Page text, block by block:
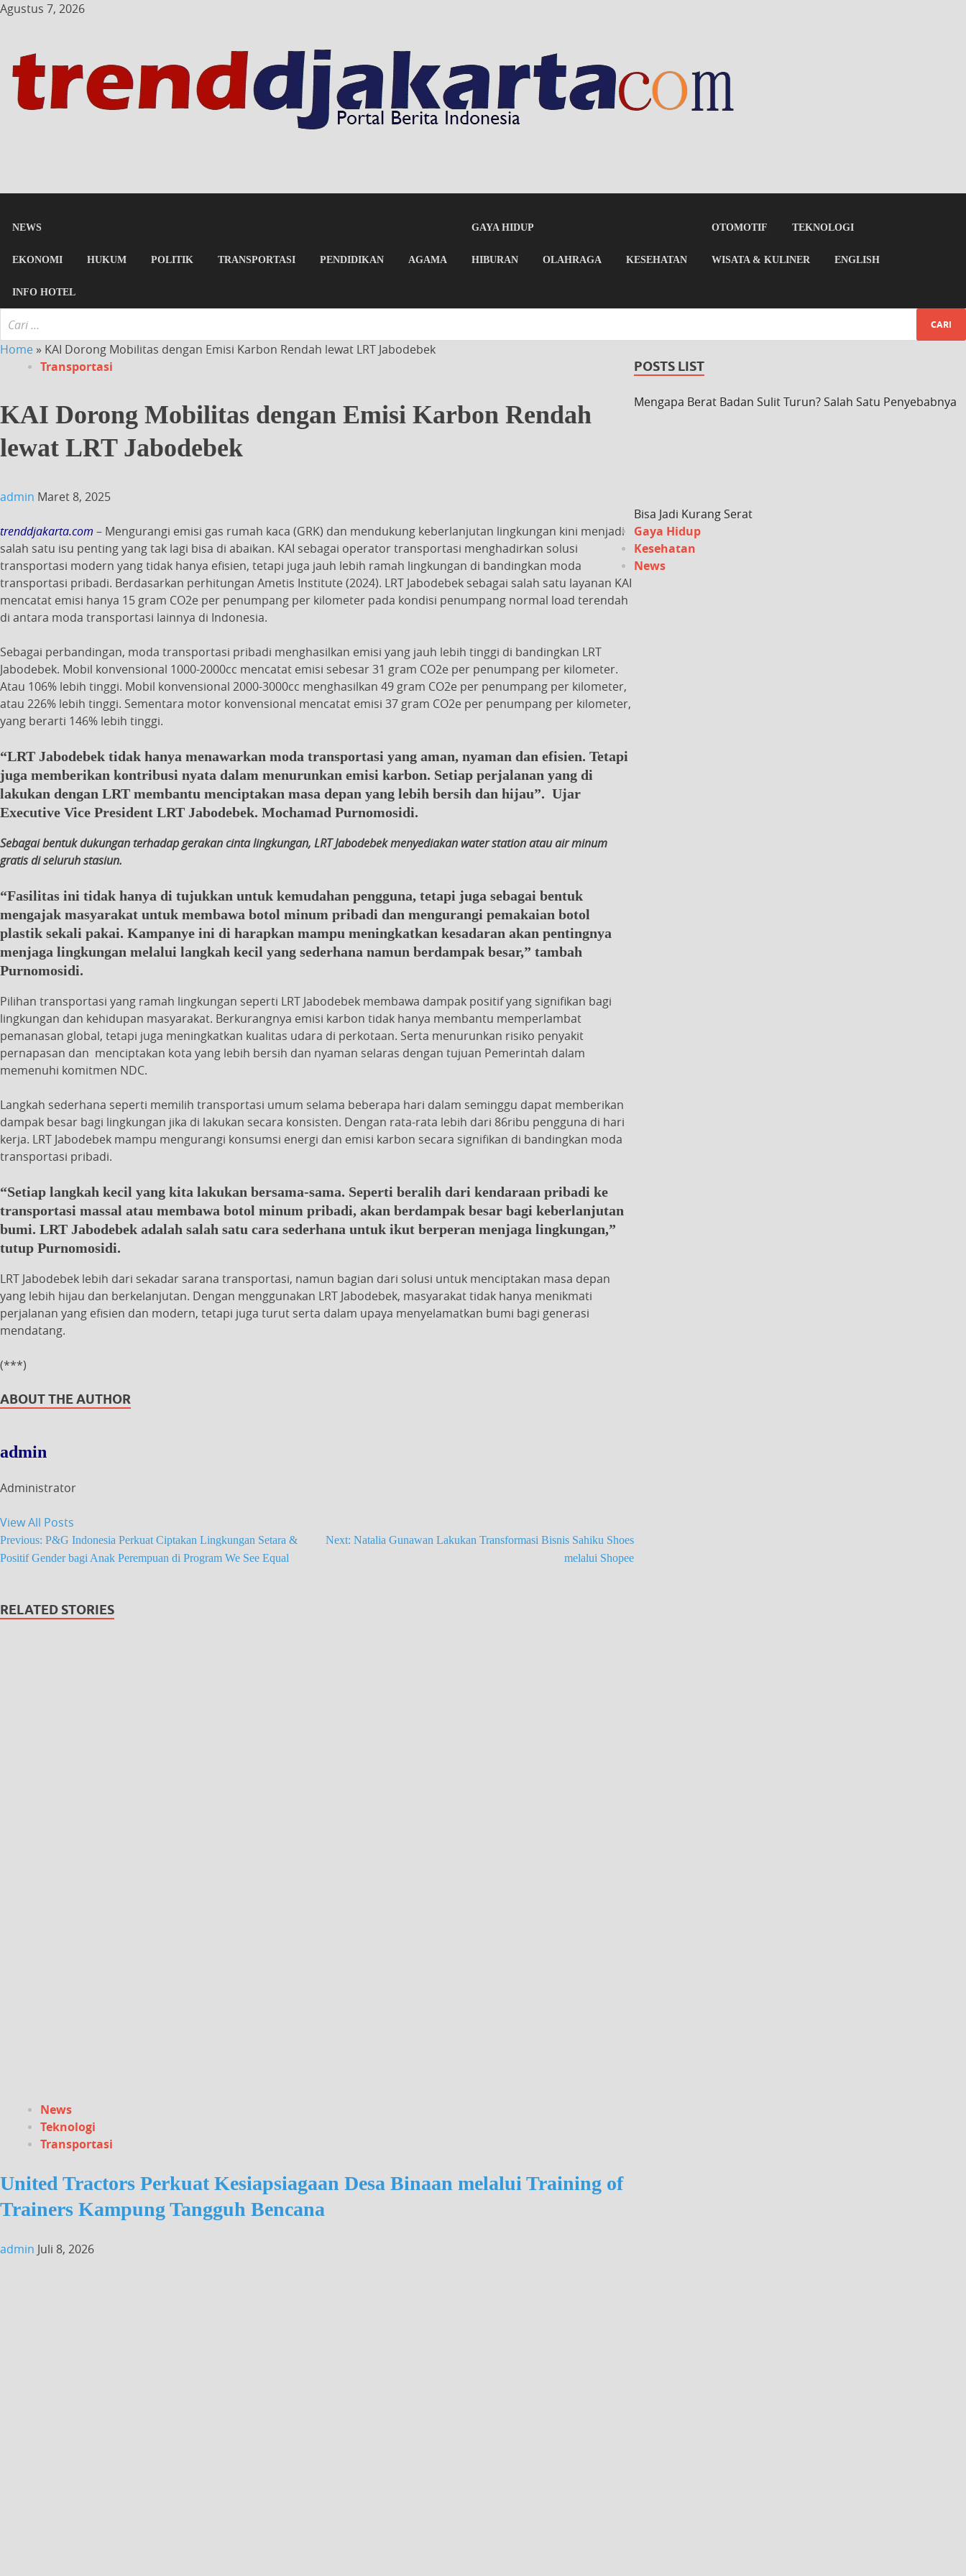
Agustus 7, 2026
NEWS
EKONOMI HUKUM POLITIK TRANSPORTASI PENDIDIKAN AGAMA
GAYA HIDUP
HIBURAN OLAHRAGA KESEHATAN
OTOMOTIF TEKNOLOGI
WISATA & KULINER ENGLISH
INFO HOTEL
Home » KAI Dorong Mobilitas dengan Emisi Karbon Rendah lewat LRT Jabodebek
Transportasi
KAI Dorong Mobilitas dengan Emisi Karbon Rendah
lewat LRT Jabodebek
admin Maret 8, 2025
trenddjakarta.com – Mengurangi emisi gas rumah kaca (GRK) dan mendukung keberlanjutan lingkungan kini menjadi
salah satu isu penting yang tak lagi bisa di abaikan. KAI sebagai operator transportasi menghadirkan solusi
transportasi modern yang tidak hanya efisien, tetapi juga jauh lebih ramah lingkungan di bandingkan moda
transportasi pribadi. Berdasarkan perhitungan Ametis Institute (2024). LRT Jabodebek sebagai salah satu layanan KAI
mencatat emisi hanya 15 gram CO2e per penumpang per kilometer pada kondisi penumpang normal load terendah
di antara moda transportasi lainnya di Indonesia.
Sebagai perbandingan, moda transportasi pribadi menghasilkan emisi yang jauh lebih tinggi di bandingkan LRT
Jabodebek. Mobil konvensional 1000-2000cc mencatat emisi sebesar 31 gram CO2e per penumpang per kilometer.
Atau 106% lebih tinggi. Mobil konvensional 2000-3000cc menghasilkan 49 gram CO2e per penumpang per kilometer,
atau 226% lebih tinggi. Sementara motor konvensional mencatat emisi 37 gram CO2e per penumpang per kilometer,
yang berarti 146% lebih tinggi.
“LRT Jabodebek tidak hanya menawarkan moda transportasi yang aman, nyaman dan efisien. Tetapi
juga memberikan kontribusi nyata dalam menurunkan emisi karbon. Setiap perjalanan yang di
lakukan dengan LRT membantu menciptakan masa depan yang lebih bersih dan hijau”. Ujar
Executive Vice President LRT Jabodebek. Mochamad Purnomosidi.
Sebagai bentuk dukungan terhadap gerakan cinta lingkungan, LRT Jabodebek menyediakan water station atau air minum
gratis di seluruh stasiun.
“Fasilitas ini tidak hanya di tujukkan untuk kemudahan pengguna, tetapi juga sebagai bentuk
mengajak masyarakat untuk membawa botol minum pribadi dan mengurangi pemakaian botol
plastik sekali pakai. Kampanye ini di harapkan mampu meningkatkan kesadaran akan pentingnya
menjaga lingkungan melalui langkah kecil yang sederhana namun berdampak besar,” tambah
Purnomosidi.
Pilihan transportasi yang ramah lingkungan seperti LRT Jabodebek membawa dampak positif yang signifikan bagi
lingkungan dan kehidupan masyarakat. Berkurangnya emisi karbon tidak hanya membantu memperlambat
pemanasan global, tetapi juga meningkatkan kualitas udara di perkotaan. Serta menurunkan risiko penyakit
pernapasan dan menciptakan kota yang lebih bersih dan nyaman selaras dengan tujuan Pemerintah dalam
memenuhi komitmen NDC.
Langkah sederhana seperti memilih transportasi umum selama beberapa hari dalam seminggu dapat memberikan
dampak besar bagi lingkungan jika di lakukan secara konsisten. Dengan rata-rata lebih dari 86ribu pengguna di hari
kerja. LRT Jabodebek mampu mengurangi konsumsi energi dan emisi karbon secara signifikan di bandingkan moda
transportasi pribadi.
“Setiap langkah kecil yang kita lakukan bersama-sama. Seperti beralih dari kendaraan pribadi ke
transportasi massal atau membawa botol minum pribadi, akan berdampak besar bagi keberlanjutan
bumi. LRT Jabodebek adalah salah satu cara sederhana untuk ikut berperan menjaga lingkungan,”
tutup Purnomosidi.
LRT Jabodebek lebih dari sekadar sarana transportasi, namun bagian dari solusi untuk menciptakan masa depan
yang lebih hijau dan berkelanjutan. Dengan menggunakan LRT Jabodebek, masyarakat tidak hanya menikmati
perjalanan yang efisien dan modern, tetapi juga turut serta dalam upaya menyelamatkan bumi bagi generasi
mendatang.
(***)
ABOUT THE AUTHOR
admin
Administrator
View All Posts
Previous: P&G Indonesia Perkuat Ciptakan Lingkungan Setara &
Positif Gender bagi Anak Perempuan di Program We See Equal
Next: Natalia Gunawan Lakukan Transformasi Bisnis Sahiku Shoes
melalui Shopee
RELATED STORIES
News
Teknologi
Transportasi
United Tractors Perkuat Kesiapsiagaan Desa Binaan melalui Training of
Trainers Kampung Tangguh Bencana
admin Juli 8, 2026
POSTS LIST
Mengapa Berat Badan Sulit Turun? Salah Satu Penyebabnya
Bisa Jadi Kurang Serat
Gaya Hidup
Kesehatan
News